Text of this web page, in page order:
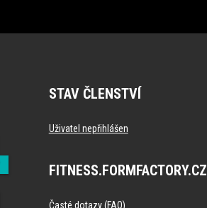
STAV ČLENSTVÍ
Uživatel nepřihlášen
FITNESS.FORMFACTORY.CZ
Časté dotazy (FAQ)